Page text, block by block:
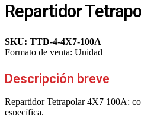
Repartidor
SKU: TTD-4-4X7-100A
Formato de venta: Unidad
Descripción breve
Repartidor Tetrapolar 4X7 100A:
específica.